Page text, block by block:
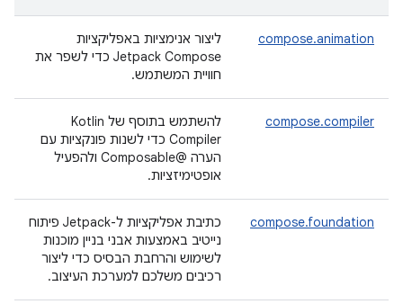
compose.animation
ליצור אנימציות באפליקציות
Jetpack Compose כדי לשפר את
חוויית המשתמש.
compose.compiler
להשתמש בתוסף של Kotlin
Compiler כדי לשנות פונקציות עם
הערה @Composable ולהפעיל
אופטימיזציות.
compose.foundation
כתיבת אפליקציות ל-Jetpack פיתוח
נייטיב באמצעות אבני בניין מוכנות
לשימוש והרחבת הבסיס כדי ליצור
רכיבים משלכם למערכת העיצוב.